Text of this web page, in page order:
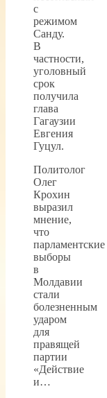
с
режимом
Санду.
В
частности,
уголовный
срок
получила
глава
Гагаузии
Евгения
Гуцул.
Политолог
Олег
Крохин
выразил
мнение,
что
парламентские
выборы
в
Молдавии
стали
болезненным
ударом
для
правящей
партии
«Действие
и…